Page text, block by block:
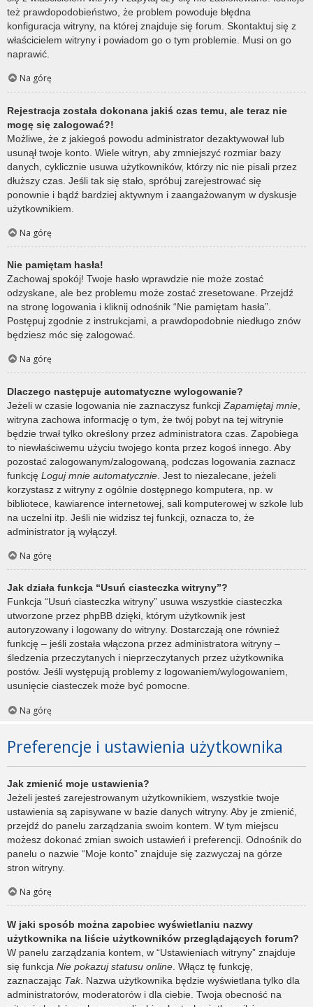
też prawdopodobieństwo, że problem powoduje błędna
konfiguracja witryny, na której znajduje się forum. Skontaktuj się z
właścicielem witryny i powiadom go o tym problemie. Musi on go
naprawić.
Na górę
Rejestracja została dokonana jakiś czas temu, ale teraz nie
mogę się zalogować?!
Możliwe, że z jakiegoś powodu administrator dezaktywował lub
usunął twoje konto. Wiele witryn, aby zmniejszyć rozmiar bazy
danych, cyklicznie usuwa użytkowników, którzy nic nie pisali przez
dłuższy czas. Jeśli tak się stało, spróbuj zarejestrować się
ponownie i bądź bardziej aktywnym i zaangażowanym w dyskusje
użytkownikiem.
Na górę
Nie pamiętam hasła!
Zachowaj spokój! Twoje hasło wprawdzie nie może zostać
odzyskane, ale bez problemu może zostać zresetowane. Przejdź
na stronę logowania i kliknij odnośnik “Nie pamiętam hasła”.
Postępuj zgodnie z instrukcjami, a prawdopodobnie niedługo znów
będziesz móc się zalogować.
Na górę
Dlaczego następuje automatyczne wylogowanie?
Jeżeli w czasie logowania nie zaznaczysz funkcji Zapamiętaj mnie
witryna zachowa informację o tym, że twój pobyt na tej witrynie
będzie trwał tylko określony przez administratora czas. Zapobiega
to niewłaściwemu użyciu twojego konta przez kogoś innego. Aby
pozostać zalogowanym/zalogowaną, podczas logowania zaznacz
funkcję Loguj mnie automatycznie . Jest to niezalecane, jeżeli
korzystasz z witryny z ogólnie dostępnego komputera, np. w
bibliotece, kawiarence internetowej, sali komputerowej w szkole lub
na uczelni itp. Jeśli nie widzisz tej funkcji, oznacza to, że
administrator ją wyłączył.
Na górę
Jak działa funkcja “Usuń ciasteczka witryny”?
Funkcja “Usuń ciasteczka witryny” usuwa wszystkie ciasteczka
utworzone przez phpBB dzięki, którym użytkownik jest
autoryzowany i logowany do witryny. Dostarczają one również
funkcję – jeśli została włączona przez administratora witryny –
śledzenia przeczytanych i nieprzeczytanych przez użytkownika
postów. Jeśli występują problemy z logowaniem/wylogowaniem,
usunięcie ciasteczek może być pomocne.
Na górę
Preferencje i ustawienia użytkownika
Jak zmienić moje ustawienia?
Jeżeli jesteś zarejestrowanym użytkownikiem, wszystkie twoje
ustawienia są zapisywane w bazie danych witryny. Aby je zmienić,
przejdź do panelu zarządzania swoim kontem. W tym miejscu
możesz dokonać zmian swoich ustawień i preferencji. Odnośnik do
panelu o nazwie “Moje konto” znajduje się zazwyczaj na górze
stron witryny.
Na górę
W jaki sposób można zapobiec wyświetlaniu nazwy
użytkownika na liście użytkowników przeglądających forum?
W panelu zarządzania kontem, w “Ustawieniach witryny” znajduje
się funkcja Nie pokazuj statusu online . Włącz tę funkcję,
zaznaczając Tak. Nazwa użytkownika będzie wyświetlana tylko dla
administratorów, moderatorów i dla ciebie. Twoja obecność na